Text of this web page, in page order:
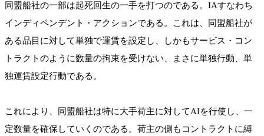
同盟船社の一部は起死回生の一手を打つのである。IAすなわち
インディペンデント・アクションである。これは、同盟船社が
ある品目に対して単独で運賃を設定し、しかもサービス・コン
トラクトのように数量の拘束を受けない、まさに単独行動、単
独運賃設定行動である。
これにより、同盟船社は特に大手荷主に対してAIを行使し、一
定数量を確保していくのである。荷主の側もコントラクトに縛